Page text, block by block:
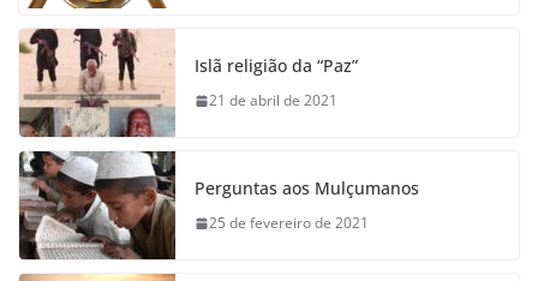
Islã religião da “Paz”
21 de abril de 2021
Perguntas aos Mulçumanos
25 de fevereiro de 2021